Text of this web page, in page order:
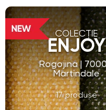
COLECȚIE
ENJOY
Rogojina |
Martindale
17 produse